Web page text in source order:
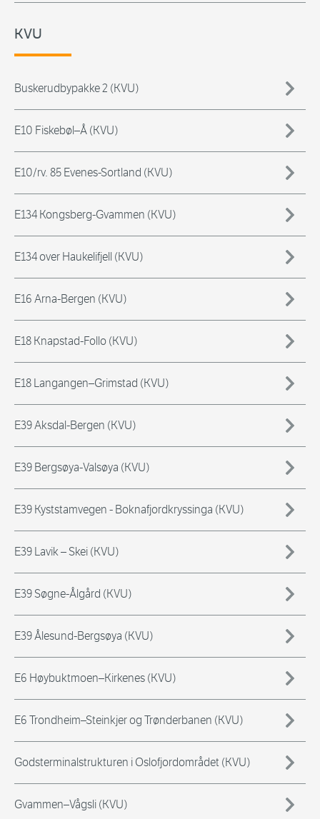
KVU
Buskerudbypakke 2 (KVU)
E10 Fiskebøl–Å (KVU)
E10/rv. 85 Evenes-Sortland (KVU)
E134 Kongsberg-Gvammen (KVU)
E134 over Haukelifjell (KVU)
E16 Arna-Bergen (KVU)
E18 Knapstad-Follo (KVU)
E18 Langangen–Grimstad (KVU)
E39 Aksdal-Bergen (KVU)
E39 Bergsøya-Valsøya (KVU)
E39 Kyststamvegen - Boknafjordkryssinga (KVU)
E39 Lavik – Skei (KVU)
E39 Søgne-Ålgård (KVU)
E39 Ålesund-Bergsøya (KVU)
E6 Høybuktmoen–Kirkenes (KVU)
E6 Trondheim–Steinkjer og Trønderbanen (KVU)
Godsterminalstrukturen i Oslofjordområdet (KVU)
Gvammen–Vågsli (KVU)